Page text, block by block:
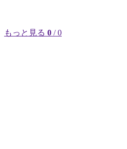
もっと見る 0 / 0